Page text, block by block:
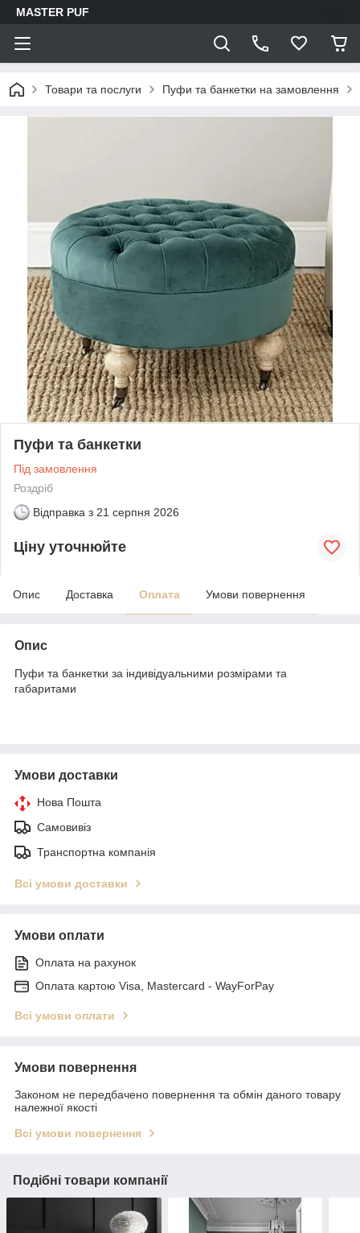
MASTER PUF
Товари та послуги Пуфи та банкетки на замовлення
Пуфи та банкетки
Під замовлення
Роздріб
Відправка з 21 серпня 2026
Ціну уточнюйте
Опис Доставка Оплата Умови повернення
Опис
Пуфи та банкетки за індивідуальними розмірами та
габаритами
Умови доставки
Нова Пошта
Самовивіз
Транспортна компанія
Всі умови доставки
Умови оплати
Оплата на рахунок
Оплата картою Visa, Mastercard - WayForPay
Всі умови оплати
Умови повернення
Законом не передбачено повернення та обмін даного товару
належної якості
Всі умови повернення
Подібні товари компанії